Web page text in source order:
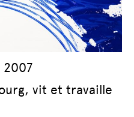
2007
vit et travaille